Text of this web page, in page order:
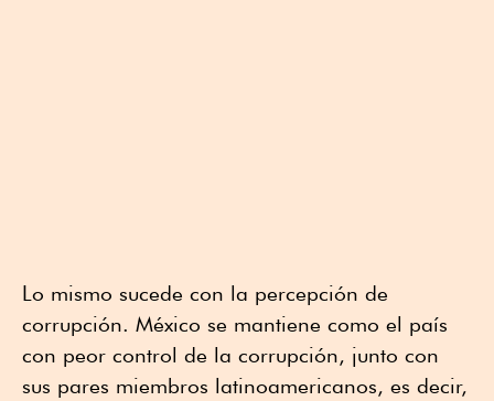
Lo mismo sucede con la percepción de
corrupción. México se mantiene como el país
con peor control de la corrupción, junto con
sus pares miembros latinoamericanos, es decir,